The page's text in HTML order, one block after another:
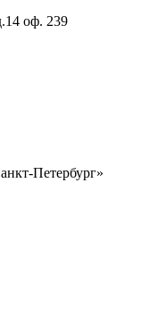
оф. 239
Петербург»